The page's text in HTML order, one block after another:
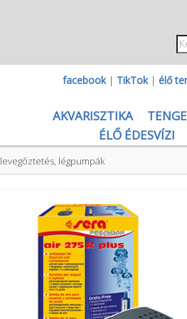
facebook| TikTok| élő
AKVARISZTIKA
ÉLŐ ÉDESVÍZI
levegőztetés, légpumpák